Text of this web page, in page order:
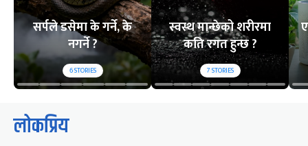
सर्पले डसेमा के गर्ने, के
नगर्ने ?
6STORIES
स्वस्थ मान्छेको शरीरमा
कति रगत हुन्छ ?
7STORIES
लोकप्रिय